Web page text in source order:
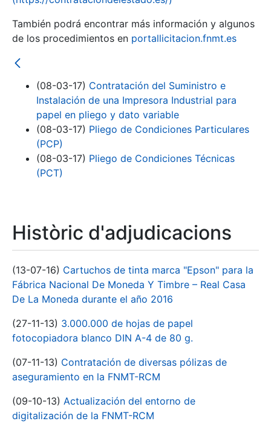
También podrá encontrar más información y algunos
de los procedimientos en portallicitacion.fnmt.es
(08-03-17) Contratación del Suministro e
Instalación de una Impresora Industrial para
papel en pliego y dato variable
(08-03-17) Pliego de Condiciones Particulares
(PCP)
(08-03-17) Pliego de Condiciones Técnicas
(PCT)
Històric d'adjudicacions
(13-07-16) Cartuchos de tinta marca "Epson" para la
Fábrica Nacional De Moneda Y Timbre – Real Casa
De La Moneda durante el año 2016
(27-11-13) 3.000.000 de hojas de papel
fotocopiadora blanco DIN A-4 de 80 g.
(07-11-13) Contratación de diversas pólizas de
aseguramiento en la FNMT-RCM
(09-10-13) Actualización del entorno de
digitalización de la FNMT-RCM